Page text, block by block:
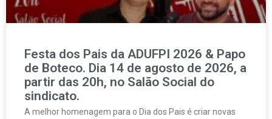
Festa dos Pais da ADUFPI 2026 & Papo
de Boteco. Dia 14 de agosto de 2026, a
partir das 20h, no Salão Social do
sindicato.
A melhor homenagem para o Dia dos Pais é criar novas